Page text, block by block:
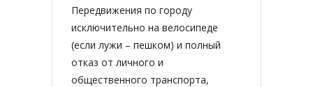
Передвижения по городу
исключительно на велосипеде
(если лужи – пешком) и полный
отказ от личного и
общественного транспорта,